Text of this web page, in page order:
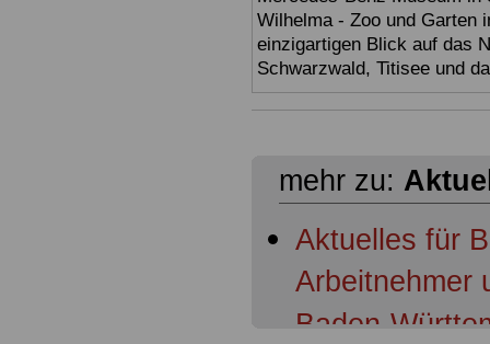
Wilhelma - Zoo und Garten
einzigartigen Blick auf das
Schwarzwald, Titisee und
mehr zu:
Aktuelles für
Arbeitnehmer
Baden-